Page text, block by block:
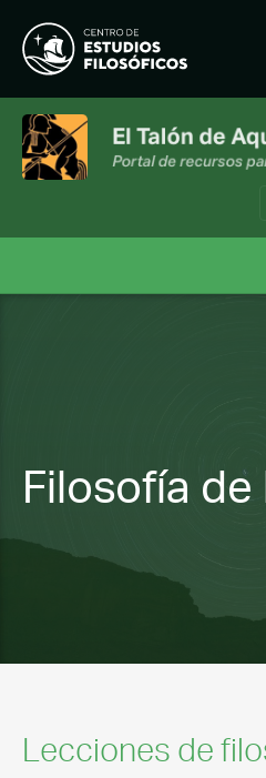
Filosofía
Lecciones de